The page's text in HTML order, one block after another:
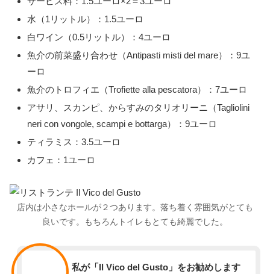
水（1リットル）：1.5ユーロ
白ワイン（0.5リットル）：4ユーロ
魚介の前菜盛り合わせ（Antipasti misti del mare）：9ユ
ーロ
魚介のトロフィエ（Trofiette alla pescatora）：7ユーロ
アサリ、スカンピ、からすみのタリオリーニ（Tagliolini
neri con vongole, scampi e bottarga）：9ユーロ
ティラミス：3.5ユーロ
カフェ：1ユーロ
店内は小さなホールが２つあります。落ち着く雰囲気がとても
良いです。もちろんトイレもとても綺麗でした。
私が「Il Vico del Gusto」をお勧めします